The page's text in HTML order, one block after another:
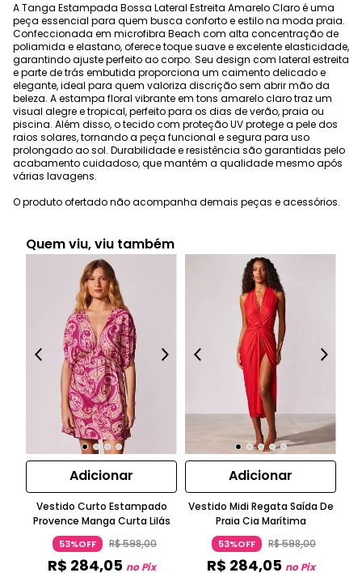
A Tanga Estampada Bossa Lateral Estreita Amarelo Claro é uma
peça essencial para quem busca conforto e estilo na moda praia.
Confeccionada em microfibra Beach com alta concentração de
poliamida e elastano, oferece toque suave e excelente elasticidade,
garantindo ajuste perfeito ao corpo. Seu design com lateral estreita
e parte de trás embutida proporciona um caimento delicado e
elegante, ideal para quem valoriza discrição sem abrir mão da
beleza. A estampa floral vibrante em tons amarelo claro traz um
visual alegre e tropical, perfeito para os dias de verão, praia ou
piscina. Além disso, o tecido com proteção UV protege a pele dos
raios solares, tornando a peça funcional e segura para uso
prolongado ao sol. Durabilidade e resistência são garantidas pelo
acabamento cuidadoso, que mantém a qualidade mesmo após
várias lavagens.
O produto ofertado não acompanha demais peças e acessórios.
Quem viu, viu também
Adicionar
Vestido Curto Estampado
Provence Manga Curta Lilás
53%OFF R$598,00
R$ 284,05 no Pix
Adicionar
Vestido Midi Regata Saída De
Praia Cia Marítima
53%OFF R$598,00
R$ 284,05 no Pix